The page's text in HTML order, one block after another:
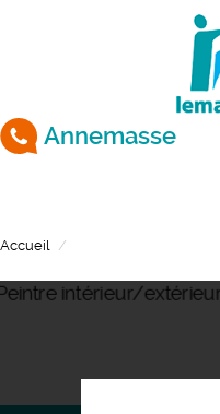
Annemasse
Accueil